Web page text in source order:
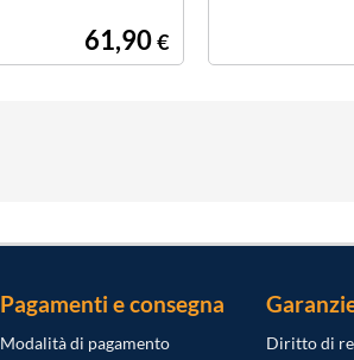
61,90€
Pagamenti e consegna
Modalità di pagamento
Diritto di